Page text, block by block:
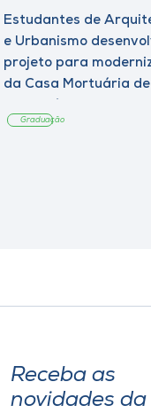
Estudantes de
e Urbanismo
projeto para
da Casa Mortuária de
Graduação
Receba as
novidades da